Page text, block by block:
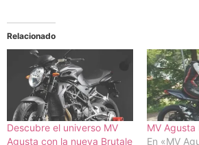
Relacionado
Descubre el universo MV
Agusta con la nueva Brutale
MV
En «MV